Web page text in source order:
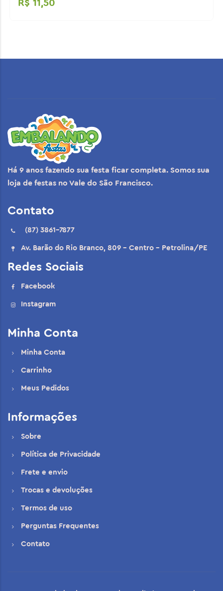
R$ 11,50
Há 9 anos fazendo sua festa ficar completa. Somos sua
loja de festas no Vale do São Francisco.
Contato
(87) 3861-7877
Av. Barão do Rio Branco, 809 - Centro - Petrolina/PE
Redes Sociais
Facebook
Instagram
Minha Conta
Minha Conta
Carrinho
Meus Pedidos
Informações
Sobre
Política de Privacidade
Frete e envio
Trocas e devoluções
Termos de uso
Perguntas Frequentes
Contato